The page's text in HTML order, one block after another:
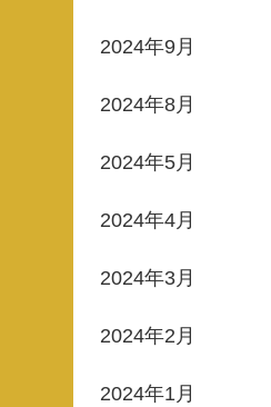
2024年9月
2024年8月
2024年5月
2024年4月
2024年3月
2024年2月
2024年1月